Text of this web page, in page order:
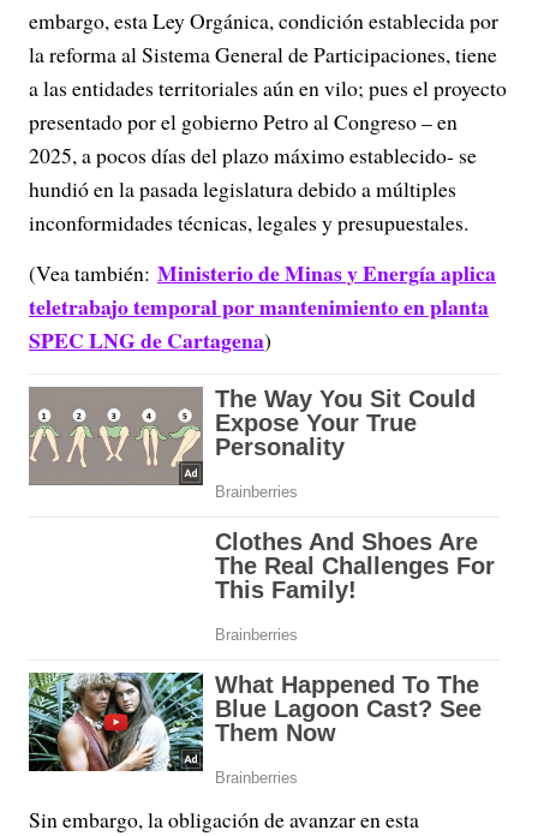
embargo, esta Ley Orgánica, condición establecida por
la reforma al Sistema General de Participaciones, tiene
a las entidades territoriales aún en vilo; pues el proyecto
presentado por el gobierno Petro al Congreso – en
2025, a pocos días del plazo máximo establecido- se
hundió en la pasada legislatura debido a múltiples
inconformidades técnicas, legales y presupuestales.
(Vea también: Ministerio de Minas y Energía aplica
teletrabajo temporal por mantenimiento en planta
SPEC LNG de Cartagena)
Sin embargo, la obligación de avanzar en esta